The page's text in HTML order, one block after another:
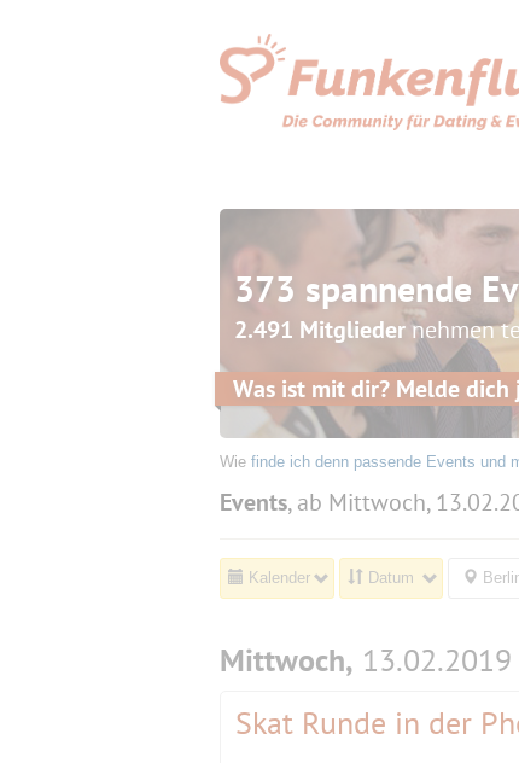
373 spannende
2.491 Mitgliedernehmen
Was ist mit dir? Melde dich
Wie finde ich denn passende Events und
Events, ab Mittwoch,
Kalender Datum
Mittwoch, 13.02.2019
Skat Runde in der